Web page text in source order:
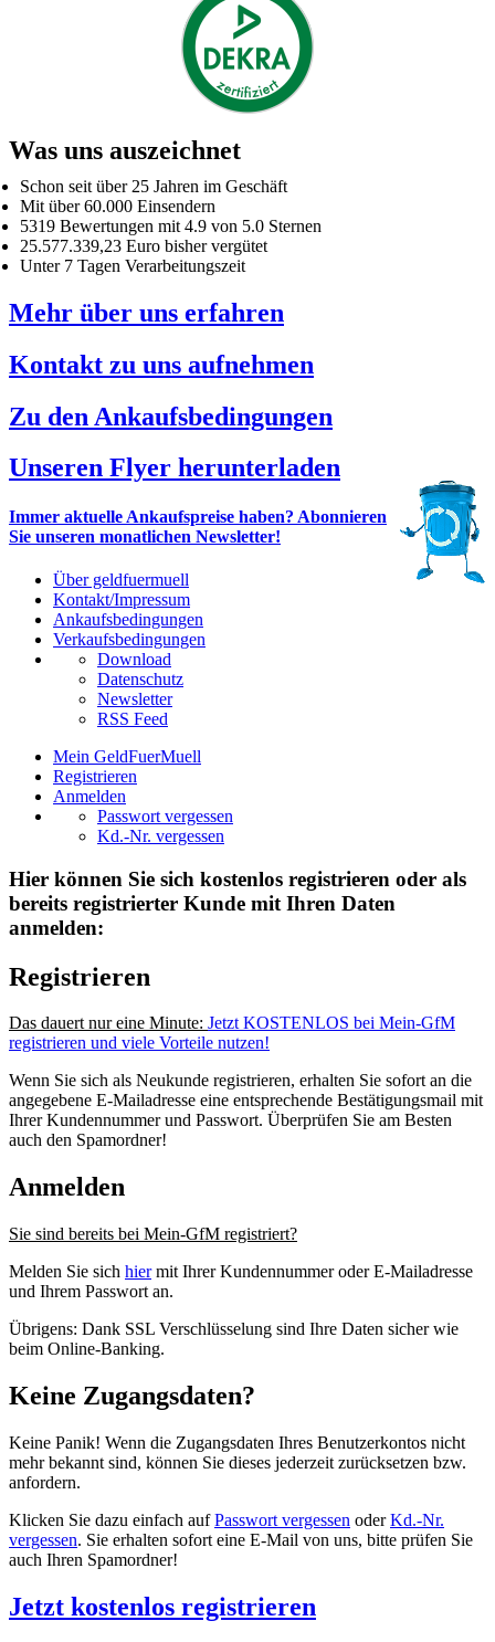
Was uns auszeichnet
Schon seit über 25 Jahren im Geschäft
Mit über 60.000 Einsendern
5319 Bewertungen mit 4.9 von 5.0 Sternen
25.577.339,23 Euro bisher vergütet
Unter 7 Tagen Verarbeitungszeit
Mehr über uns erfahren
Kontakt zu uns aufnehmen
Zu den Ankaufsbedingungen
Unseren Flyer herunterladen
Immer aktuelle Ankaufspreise haben? Abonnieren
Sie unseren monatlichen Newsletter!
Über geldfuermuell
Kontakt/Impressum
Ankaufsbedingungen
Verkaufsbedingungen
Download
Datenschutz
Newsletter
RSS Feed
Mein GeldFuerMuell
Registrieren
Anmelden
Passwort vergessen
Kd.-Nr. vergessen
Hier können Sie sich kostenlos registrieren oder als
bereits registrierter Kunde mit Ihren Daten
anmelden:
Registrieren
Das dauert nur eine Minute: Jetzt KOSTENLOS bei Mein-GfM
registrieren und viele Vorteile nutzen!
Wenn Sie sich als Neukunde registrieren, erhalten Sie sofort an die
angegebene E-Mailadresse eine entsprechende Bestätigungsmail mit
Ihrer Kundennummer und Passwort. Überprüfen Sie am Besten
auch den Spamordner!
Anmelden
Sie sind bereits bei Mein-GfM registriert?
Melden Sie sich hiermit Ihrer Kundennummer oder E-Mailadresse
und Ihrem Passwort an.
Übrigens: Dank SSL Verschlüsselung sind Ihre Daten sicher wie
beim Online-Banking.
Keine Zugangsdaten?
Keine Panik! Wenn die Zugangsdaten Ihres Benutzerkontos nicht
mehr bekannt sind, können Sie dieses jederzeit zurücksetzen bzw.
anfordern.
Klicken Sie dazu einfach aufPasswort vergessen oderKd.-Nr.
vergessen. Sie erhalten sofort eine E-Mail von uns, bitte prüfen Sie
auch Ihren Spamordner!
Jetzt kostenlos registrieren